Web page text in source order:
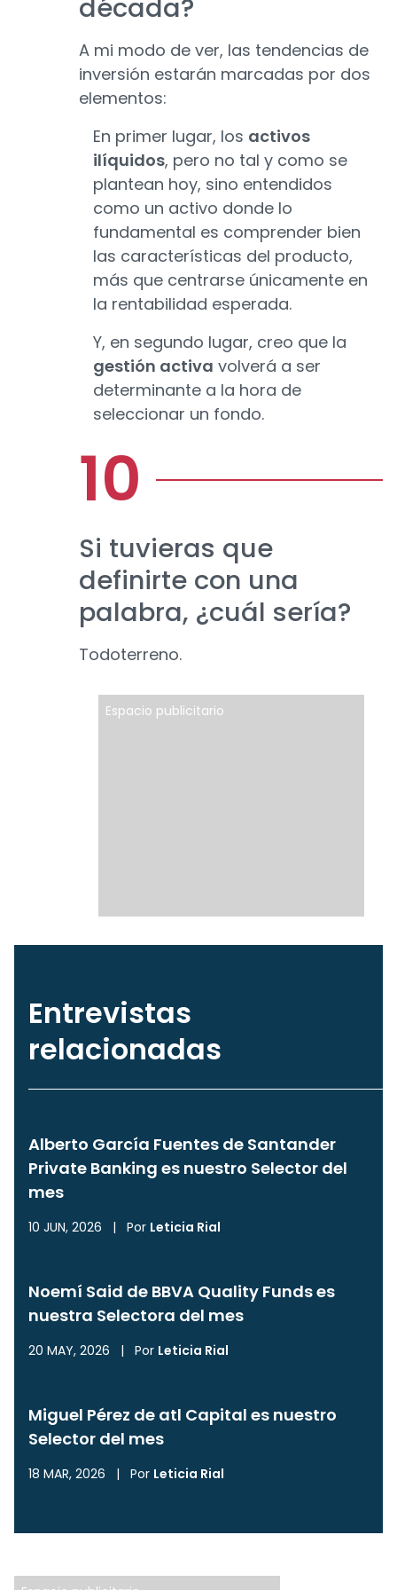
década?
A mi modo de ver, las tendencias de
inversión estarán marcadas por dos
elementos:
En primer lugar, los activos
ilíquidos, pero no tal y como se
plantean hoy, sino entendidos
como un activo donde lo
fundamental es comprender bien
las características del producto,
más que centrarse únicamente en
la rentabilidad esperada.
Y, en segundo lugar, creo que la
gestión activa volverá a ser
determinante a la hora de
seleccionar un fondo.
Si tuvieras que
definirte con una
palabra, ¿cuál sería?
Todoterreno.
Espacio publicitario
Entrevistas
relacionadas
Alberto García Fuentes de Santander
Private Banking es nuestro Selector del
mes
10 JUN, 2026 | Por Leticia Rial
Noemí Said de BBVA Quality Funds es
nuestra Selectora del mes
20 MAY, 2026 | Por Leticia Rial
Miguel Pérez de atl Capital es nuestro
Selector del mes
18 MAR, 2026 | Por Leticia Rial